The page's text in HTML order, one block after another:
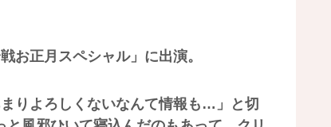
お正月スペシャル」に出演。
りよろしくないなんて情報も…」と切